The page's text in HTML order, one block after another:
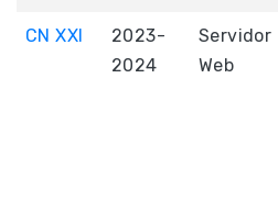
CN XXI
2023-
2024
Servidor
Web